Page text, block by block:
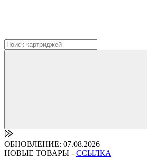
ОБНОВЛЕНИЕ: 07.08.2026
НОВЫЕ ТОВАРЫ - ССЫЛКА